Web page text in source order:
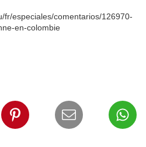
fr/especiales/comentarios/126970-
en-colombie